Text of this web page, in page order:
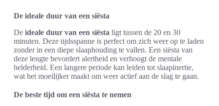
De ideale duur van een siësta
De ideale duur van een siësta ligt tussen de 20 en 30
minuten. Deze tijdsspanne is perfect om zich weer op te laden
zonder in een diepe slaaphouding te vallen. Een siësta van
deze lengte bevordert alertheid en verhoogt de mentale
helderheid. Een langere periode kan leiden tot slaapinertie,
wat het moeilijker maakt om weer actief aan de slag te gaan.
De beste tijd om een siësta te nemen